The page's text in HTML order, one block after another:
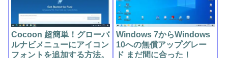
Cocoon 超簡単！グローバ
ルナビメニューにアイコン
フォントを追加する方法。
Windows 7からWindows
10への無償アップグレー
ド まだ間に合った！